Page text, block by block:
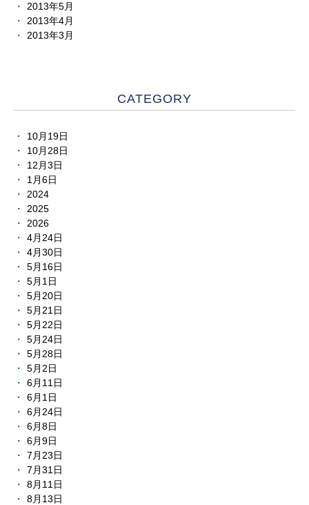
2013年5月
2013年4月
2013年3月
CATEGORY
10月19日
10月28日
12月3日
1月6日
2024
2025
2026
4月24日
4月30日
5月16日
5月1日
5月20日
5月21日
5月22日
5月24日
5月28日
5月2日
6月11日
6月1日
6月24日
6月8日
6月9日
7月23日
7月31日
8月11日
8月13日